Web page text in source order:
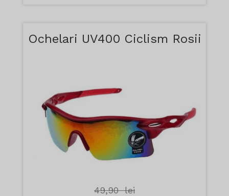
Ochelari UV400 Ciclism Rosii
49,90lei